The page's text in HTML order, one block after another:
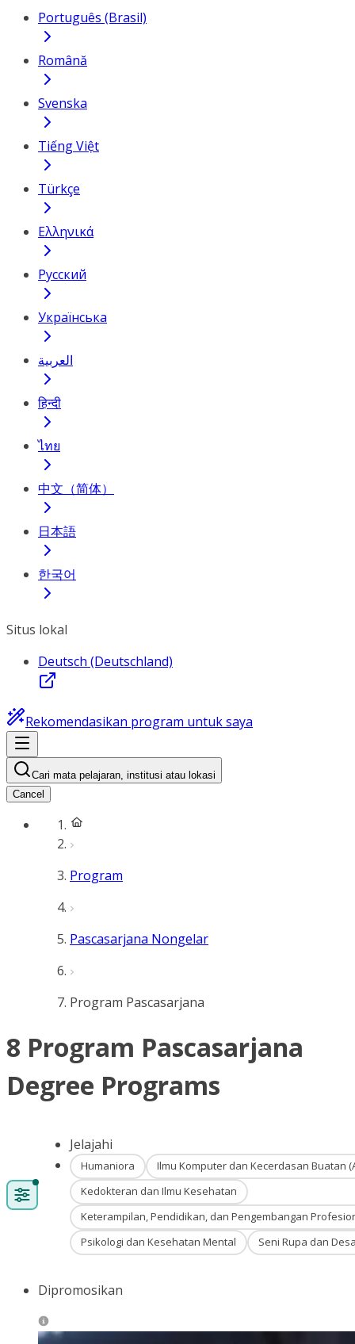
Português (Brasil)
Română
Svenska
Tiếng Việt
Türkçe
Ελληνικά
Русский
Українська
العربية
हिन्दी
ไทย
中文（简体）
日本語
한국어
Situs lokal
Deutsch (Deutschland)
Rekomendasikan program untuk saya
Cari mata pelajaran, institusi atau lokasi
Cancel
Program
Pascasarjana Nongelar
Program Pascasarjana
8 Program Pascasarjana
Degree Programs
Jelajahi
Humaniora
Ilmu Komputer dan Kecerdasan Buatan
Kedokteran dan Ilmu Kesehatan
Keterampilan, Pendidikan, dan Pengembangan
Psikologi dan Kesehatan Mental
Seni Rupa dan
Dipromosikan